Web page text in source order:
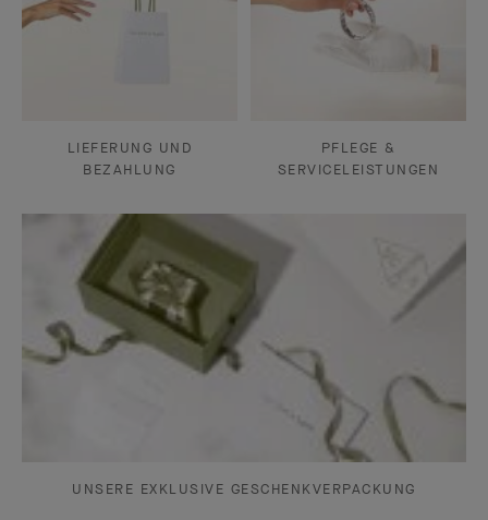
LIEFERUNG UND
BEZAHLUNG
PFLEGE &
SERVICELEISTUNGEN
UNSERE EXKLUSIVE GESCHENKVERPACKUNG